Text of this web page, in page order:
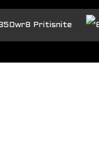
Pritisnite